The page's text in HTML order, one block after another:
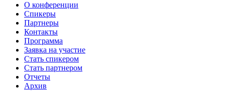
О конференции
Спикеры
Партнеры
Контакты
Программа
Заявка на участие
Стать спикером
Стать партнером
Отчеты
Архив